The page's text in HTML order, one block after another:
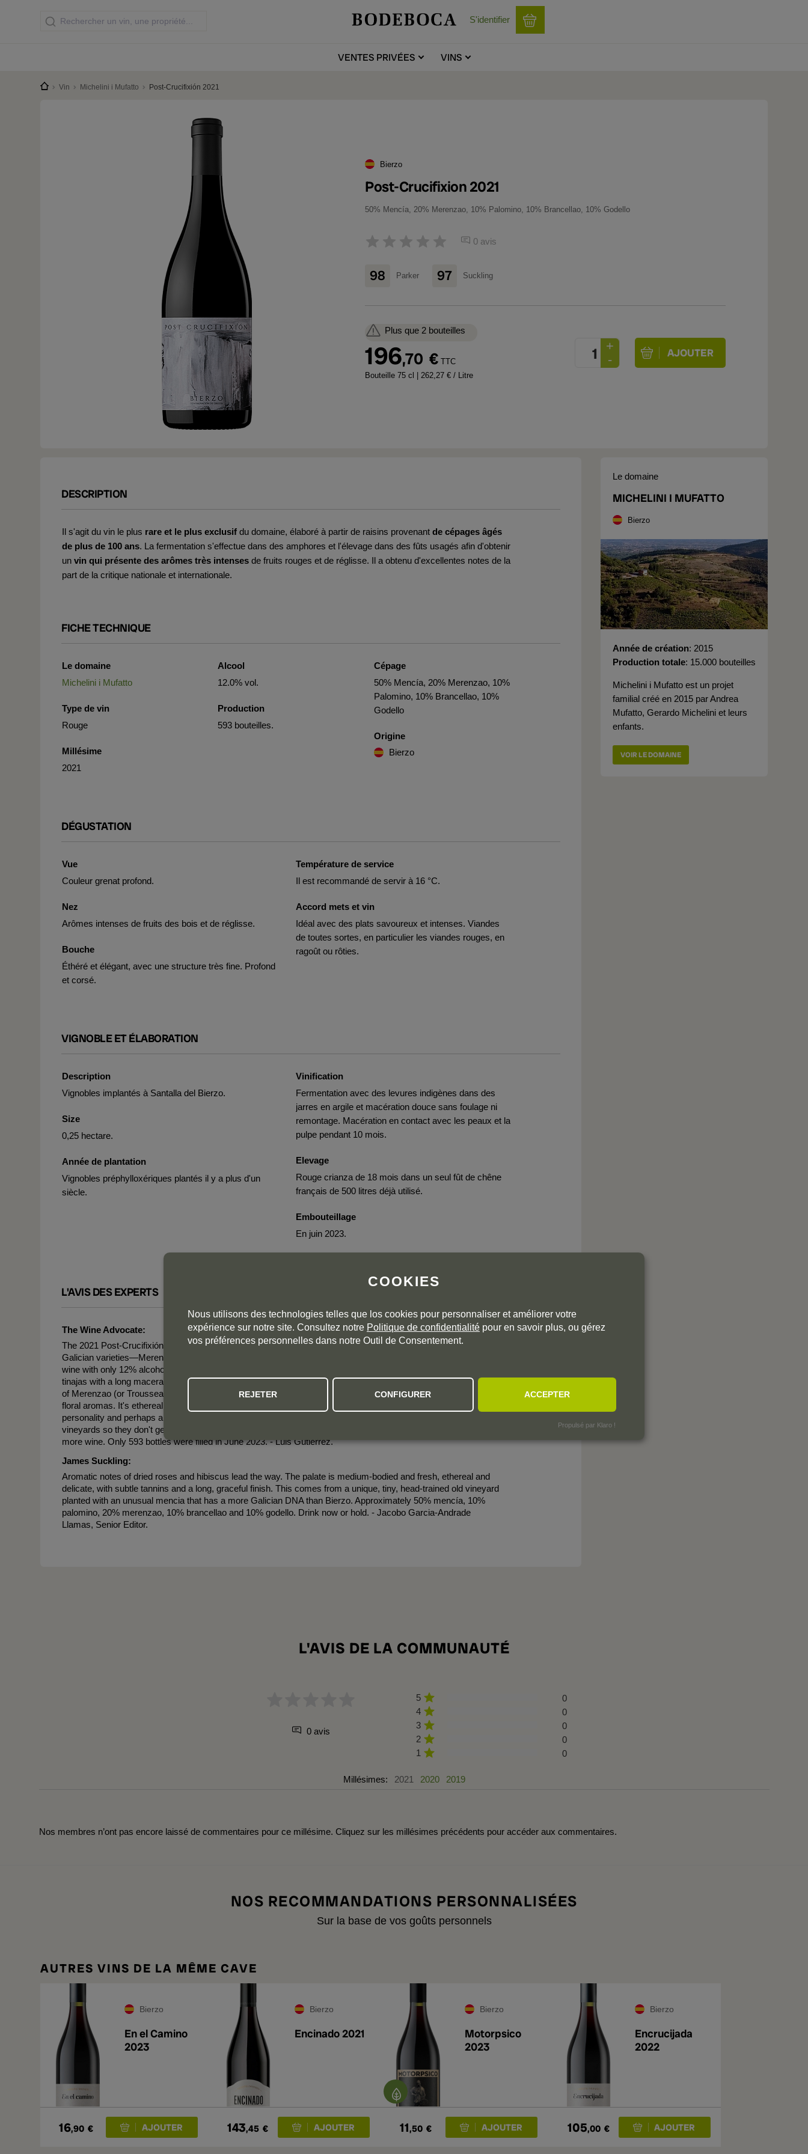
S'identifier
VENTES PRIVÉES VINS
Vin Michelini i Mufatto Post-Crucifixión 2021
Bierzo
Post-Crucifixion 2021
50% Mencía, 20% Merenzao, 10% Palomino, 10% Brancellao, 10% Godello
0 avis
98 Parker 97 Suckling
Plus que 2 bouteilles
196,70 € TTC
Bouteille 75 cl | 262,27 € / Litre
DESCRIPTION
Il s'agit du vin le plus rare et le plus exclusif du domaine, élaboré à partir de raisins provenant de cépages âgés
de plus de 100 ans. La fermentation s'effectue dans des amphores et l'élevage dans des fûts usagés afin d'obtenir
un vin qui présente des arômes très intenses de fruits rouges et de réglisse. Il a obtenu d'excellentes notes de la
part de la critique nationale et internationale.
FICHE TECHNIQUE
Le domaine
Michelini i Mufatto
Type de vin
Rouge
Millésime
2021
Alcool
12.0% vol.
Production
593 bouteilles.
Cépage
50% Mencía, 20% Merenzao, 10%
Palomino, 10% Brancellao, 10%
Godello
Origine
Bierzo
DÉGUSTATION
Vue
Couleur grenat profond.
Nez
Arômes intenses de fruits des bois et de réglisse.
Bouche
Éthéré et élégant, avec une structure très fine. Profond
et corsé.
Température de service
Il est recommandé de servir à 16 °C.
Accord mets et vin
Idéal avec des plats savoureux et intenses. Viandes
de toutes sortes, en particulier les viandes rouges, en
ragoût ou rôties.
VIGNOBLE ET ÉLABORATION
Description
Vignobles implantés à Santalla del Bierzo.
Size
0,25 hectare.
Année de plantation
Vignobles préphylloxériques plantés il y a plus d'un
siècle.
Vinification
Fermentation avec des levures indigènes dans des
jarres en argile et macération douce sans foulage ni
remontage. Macération en contact avec les peaux et la
pulpe pendant 10 mois.
Elevage
Rouge crianza de 18 mois dans un seul fût de chêne
français de 500 litres déjà utilisé.
Embouteillage
En juin 2023.
L'AVIS DES EXPERTS
The Wine Advocate:
The 2021 Post-Crucifixión is from an ancient plot of 0.25 hectares planted with a field blend of Mencía and plenty of
Galician varieties—Merenzao, Brancellao, Palomino or Godello in Santalla del Bierzo. The cooler 2021 delivered a
wine with only 12% alcohol and lots of freshness. It fermented with 100% full clusters that were foot trodden in clay
tinajas with a long maceration and aged 18 months in used 500-liter French oak barrels. Here, they have quite a lot
of Merenzao (or Trousseau) that, in this cooler year, seems to mark the wine quite a lot, with perfumed and elegant
floral aromas. It's ethereal and elegant, very fine-boned. This is more in line with the 2018 than the 2019, with the
personality and perhaps a little more depth and complexity but still quite ethereal. Superb! They have closed the
vineyards so they don't get the wild boards that use to eat a lot of grapes; so in the future, there might be a little
more wine. Only 593 bottles were filled in June 2023. - Luis Gutiérrez.
James Suckling:
Aromatic notes of dried roses and hibiscus lead the way. The palate is medium-bodied and fresh, ethereal and
delicate, with subtle tannins and a long, graceful finish. This comes from a unique, tiny, head-trained old vineyard
planted with an unusual mencia that has a more Galician DNA than Bierzo. Approximately 50% mencía, 10%
palomino, 20% merenzao, 10% brancellao and 10% godello. Drink now or hold. - Jacobo Garcia-Andrade
Llamas, Senior Editor.
Le domaine
MICHELINI I MUFATTO
Bierzo
Année de création 2015
Production totale 15.000 bouteilles
Michelini i Mufatto est un projet
familial créé en 2015 par Andrea
Mufatto, Gerardo Michelini et leurs
enfants.
VOIR LE DOMAINE
L'AVIS DE LA COMMUNAUTÉ
0 avis
5
0
4
0
3
0
2
0
1
0
Millésimes: 2021 2020 2019
Nos membres n’ont pas encore laissé de commentaires pour ce millésime. Cliquez sur les millésimes précédents pour accéder aux commentaires.
NOS RECOMMANDATIONS PERSONNALISÉES
Sur la base de vos goûts personnels
AUTRES VINS DE LA MÊME CAVE
Bierzo
En el Camino
2023
16,90 €
Bierzo
Encinado 2021
143,45 €
Bierzo
Motorpsico
2023
11,50 €
Bierzo
Encrucijada
2022
105,00 €
COOKIES
Nous utilisons des technologies telles que los cookies pour personnaliser et améliorer votre
expérience sur notre site. Consultez notre Politique de confidentialité pour en savoir plus, ou gérez
vos préférences personnelles dans notre Outil de Consentement.
REJETER CONFIGURER ACCEPTER
Propulsé par Klaro !